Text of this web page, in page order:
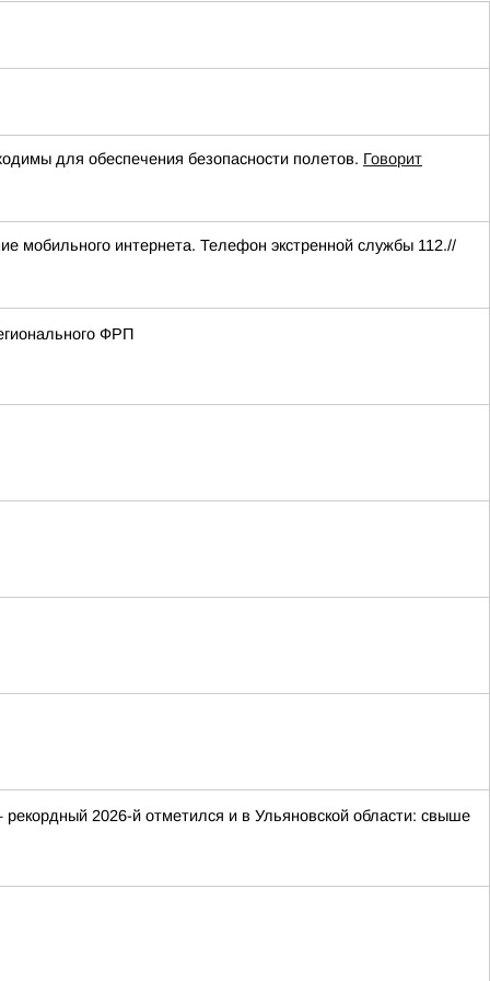
для обеспечения безопасности полетов. Говорит
мобильного интернета. Телефон экстренной службы 112.//
ФРП
2026-й отметился и в Ульяновской области: свыше